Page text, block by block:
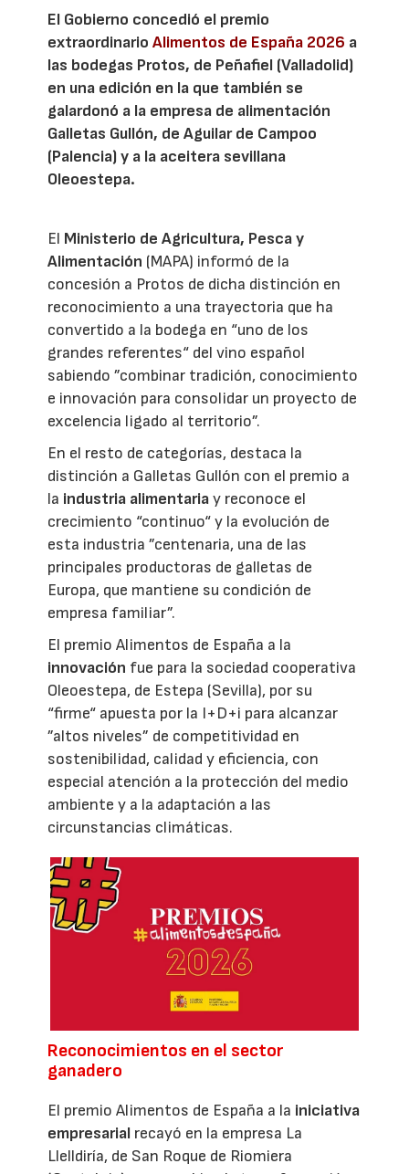
El Gobierno concedió el premio
extraordinarioAlimentos de España 2026 a
las bodegas Protos, de Peñafiel (Valladolid)
en una edición en la que también se
galardonó a la empresa de alimentación
Galletas Gullón, de Aguilar de Campoo
(Palencia) y a la aceitera sevillana
Oleoestepa.
El Ministerio de Agricultura, Pesca y
Alimentación (MAPA) informó de la
concesión a Protos de dicha distinción en
reconocimiento a una trayectoria que ha
convertido a la bodega en “uno de los
grandes referentes“ del vino español
sabiendo ”combinar tradición, conocimiento
e innovación para consolidar un proyecto de
excelencia ligado al territorio”.
En el resto de categorías, destaca la
distinción a Galletas Gullón con el premio a
la industria alimentariay reconoce el
crecimiento “continuo“ y la evolución de
esta industria ”centenaria, una de las
principales productoras de galletas de
Europa, que mantiene su condición de
empresa familiar”.
El premio Alimentos de España a la
innovación fue para la sociedad cooperativa
Oleoestepa, de Estepa (Sevilla), por su
“firme“ apuesta por la I+D+i para alcanzar
”altos niveles” de competitividad en
sostenibilidad, calidad y eficiencia, con
especial atención a la protección del medio
ambiente y a la adaptación a las
circunstancias climáticas.
Reconocimientos en el sector
ganadero
El premio Alimentos de España a la iniciativa
empresarial recayó en la empresa La
Llelldiría, de San Roque de Riomiera